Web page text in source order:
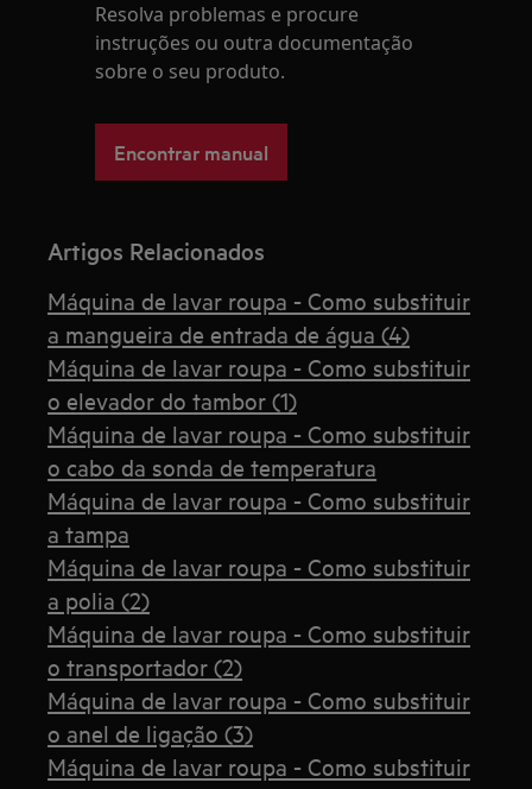
Resolva problemas e procure
instruções ou outra documentação
sobre o seu produto.
Encontrar manual
Artigos Relacionados
Máquina de lavar roupa - Como substituir
a mangueira de entrada de água (4)
Máquina de lavar roupa - Como substituir
o elevador do tambor (1)
Máquina de lavar roupa - Como substituir
o cabo da sonda de temperatura
Máquina de lavar roupa - Como substituir
a tampa
Máquina de lavar roupa - Como substituir
a polia (2)
Máquina de lavar roupa - Como substituir
o transportador (2)
Máquina de lavar roupa - Como substituir
o anel de ligação (3)
Máquina de lavar roupa - Como substituir